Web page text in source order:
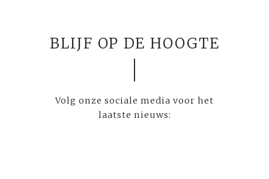
BLIJF OP DE HOOGTE
Volg onze sociale media voor het
laatste nieuws: